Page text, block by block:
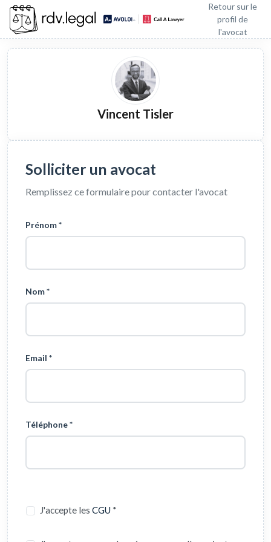
Retour sur le
profil de
l'avocat
Solliciter un avocat
Remplissez ce formulaire pour contacter l'avocat
Prénom *
Nom *
Email *
Téléphone *
J'accepte les CGU *
Vincent Tisler